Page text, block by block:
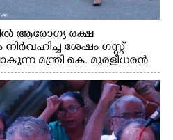
ആരോഗ്യ രക്ഷ
ശേഷം ഗസ്റ്റ്
മന്ത്രി കെ. മുരളീധരൻ